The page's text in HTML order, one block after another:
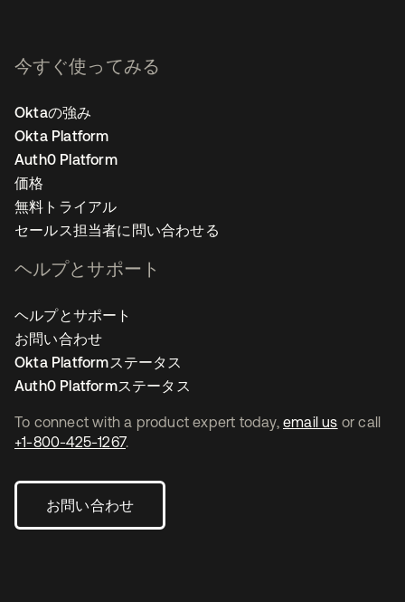
To connect with a product expert today, email us or call
+1-800-425-1267.
お問い合わせ
今すぐ使ってみる
Oktaの強み
Okta Platform
Auth0 Platform
価格
無料トライアル
セールス担当者に問い合わせる
ヘルプとサポート
ヘルプとサポート
お問い合わせ
Okta Platformステータス
Auth0 Platformステータス